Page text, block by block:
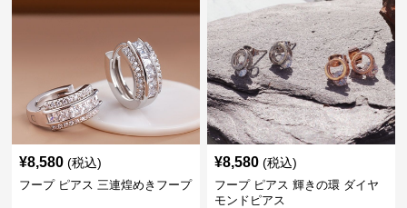
¥8,580 (税込)
フープ ピアス 三連煌めきフープ
¥8,580 (税込)
フープ ピアス 輝きの環 ダイヤ
モンドピアス